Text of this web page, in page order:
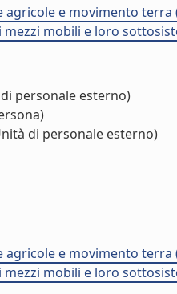
e movimento terra
mobili e loro
personale esterno)
di personale esterno)
e movimento terra
mobili e loro